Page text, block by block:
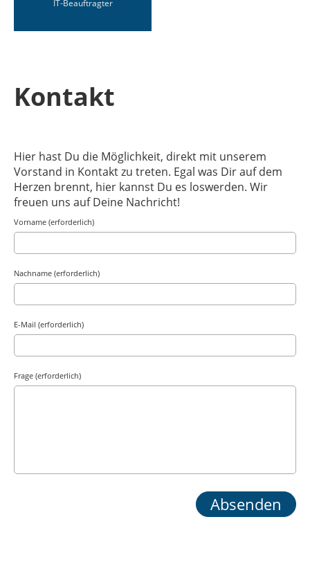
IT-Beauftragter
Kontakt
Hier hast Du die Möglichkeit, direkt mit unserem
Vorstand in Kontakt zu treten. Egal was Dir auf dem
Herzen brennt, hier kannst Du es loswerden. Wir
freuen uns auf Deine Nachricht!
Vorname (erforderlich)
Nachname (erforderlich)
E-Mail (erforderlich)
Frage (erforderlich)